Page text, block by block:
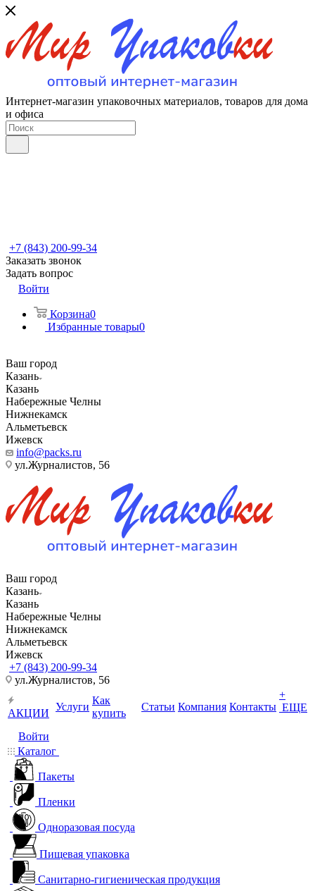
Интернет-магазин упаковочных материалов, товаров для дома
и офиса
+7 (843) 200-99-34
Заказать звонок
Задать вопрос
Войти
Корзина0
Избранные товары0
Ваш город
Казань
Казань
Набережные Челны
Нижнекамск
Альметьевск
Ижевск
info@packs.ru
ул.Журналистов, 56
Ваш город
Казань
Казань
Набережные Челны
Нижнекамск
Альметьевск
Ижевск
+7 (843) 200-99-34
ул.Журналистов, 56
АКЦИИ
Услуги
Как
купить
Статьи Компания Контакты
+
ЕЩЕ
Войти
Каталог
Пакеты
Пленки
Одноразовая посуда
Пищевая упаковка
Санитарно-гигиеническая продукция